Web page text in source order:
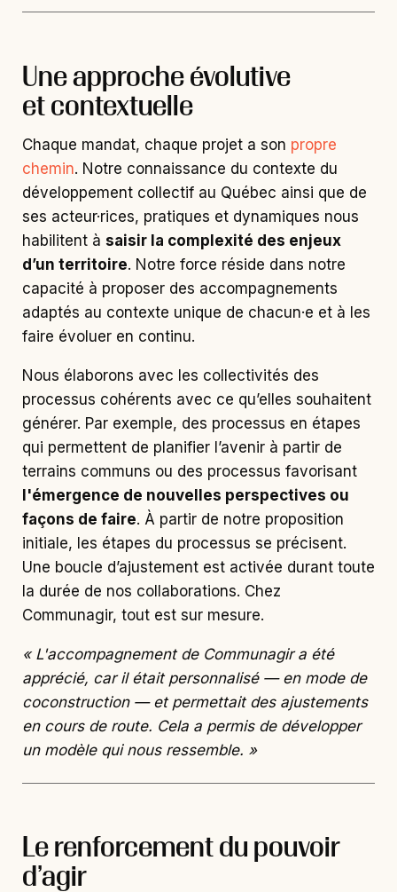
Une approche évolutive
et contextuelle
Chaque mandat, chaque projet a son propre
chemin. Notre connaissance du contexte du
développement collectif au Québec ainsi que de
ses acteur·rices, pratiques et dynamiques nous
habilitent à saisir la complexité des enjeux
d’un territoire. Notre force réside dans notre
capacité à proposer des accompagnements
adaptés au contexte unique de chacun·e et à les
faire évoluer en continu.
Nous élaborons avec les collectivités des
processus cohérents avec ce qu’elles souhaitent
générer. Par exemple, des processus en étapes
qui permettent de planifier l’avenir à partir de
terrains communs ou des processus favorisant
l'émergence de nouvelles perspectives ou
façons de faire. À partir de notre proposition
initiale, les étapes du processus se précisent.
Une boucle d’ajustement est activée durant toute
la durée de nos collaborations. Chez
Communagir, tout est sur mesure.
« L'accompagnement de Communagir a été
apprécié, car il était personnalisé — en mode de
coconstruction — et permettait des ajustements
en cours de route. Cela a permis de développer
un modèle qui nous ressemble. »
Le renforcement du pouvoir
d’agir